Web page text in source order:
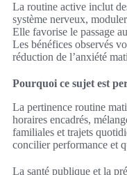
La routine active inclut
système nerveux,
Elle favorise le passage
Les bénéfices observés
réduction de l’anxiété
Pourquoi ce sujet est
La pertinence routine
horaires encadrés,
familiales et trajets
concilier performance et
La santé publique et la